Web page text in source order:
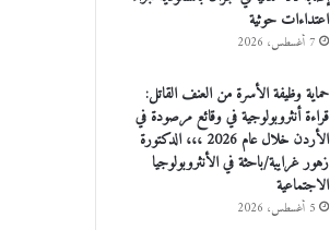
اعتداءات حوثية
7 أغسطس، 2026
حماية وظيفة الأسرة من العنف القاتل:
قراءة أنثروبولوجية في وقائع مرصودة في
الأردن خلال عام 2026 ،،، الدكتورة
زهور غرايبة/باحثة في الأنثروبولوجيا
الاجتماعية
5 أغسطس، 2026